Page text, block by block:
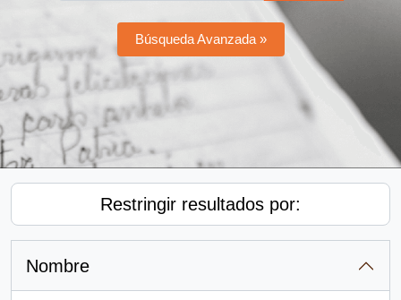
Búsqueda Avanzada »
Restringir resultados por:
Nombre